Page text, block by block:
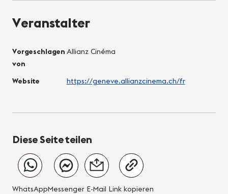
Veranstalter
Vorgeschlagen
von
Allianz Cinéma
Website https://geneve.allianzcinema.ch/fr
Diese Seite teilen
WhatsAppMessenger E-Mail Link kopieren